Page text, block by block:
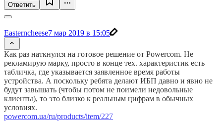
Ответить
Easterncheese7 мар 2019 в 15:05
Как раз наткнулся на готовое решение от Powercom. Не
рекламирую марку, просто в конце тех. характеристик есть
табличка, где указывается заявленное время работы
устройства. А поскольку ребята делают ИБП давно и явно не
будут завышать (чтобы потом не поимели недовольные
клиенты), то это близко к реальным цифрам в обычных
условиях.
powercom.ua/ru/products/item/227